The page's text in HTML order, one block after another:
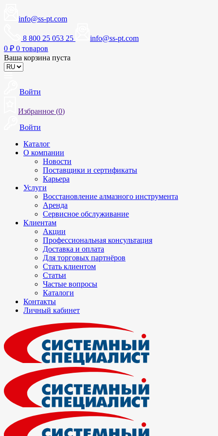
info@ss-pt.com
8 800 25 053 25
info@ss-pt.com
0 ₽ 0 товаров
Ваша корзина пуста
Войти
Избранное (0)
Войти
Каталог
О компании
Новости
Поставщики и сертификаты
Карьера
Услуги
Восстановление алмазного инструмента
Аренда
Сервисное обслуживание
Клиентам
Акции
Профессиональная консультация
Доставка и оплата
Для торговых партнёров
Стать клиентом
Статьи
Частые вопросы
Каталоги
Контакты
Личный кабинет